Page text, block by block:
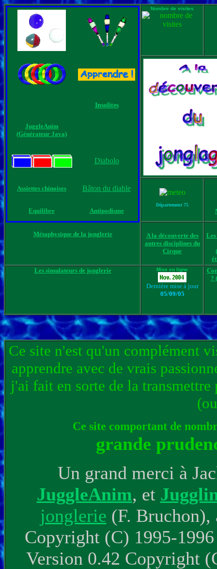
Insolites
JuggleAnim
(Générateur Java)
Diabolo
Assiettes chinoises Bâton du diable
Equilibre Antipodisme
Métaphysique de la jonglerie
Nombre de visites
Département 75
A la découverte des
autres disciplines du
Cirque
Les simulateurs de jonglerie
Mise en ligne
Dernière mise à jour
05/09/05
?
Ce site n'est qu'un complément
apprendre avec de vrais
j'ai fait en sorte de la
Ce site comportant de
grande
Un grand merci à
JuggleAnim, et
jonglerie (F.
Copyright (C) 1995-
Version 0.42 Copyright